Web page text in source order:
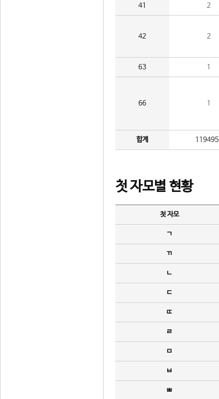
41 2
42 2
63 1
66 1
합계
첫 자모별 현황
첫 자모
ㄱ
ㄲ
ㄴ
ㄷ
ㄸ
ㄹ
ㅁ
ㅂ
ㅃ